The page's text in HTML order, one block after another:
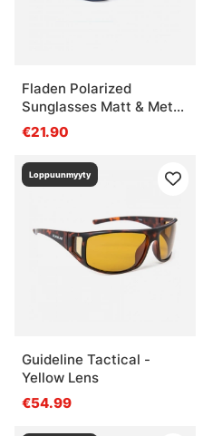
Fladen Polarized
Sunglasses Matt & Metal
Blue Lens
€21.90
Loppuunmyyty
Guideline Tactical -
Yellow Lens
€54.99